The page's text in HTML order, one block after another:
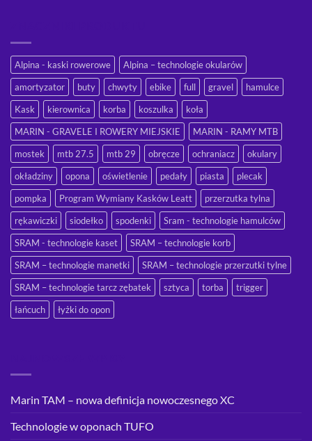
Alpina - kaski rowerowe
Alpina – technologie okularów
amortyzator
buty chwyty ebike full gravel
hamulce
Kask
kierownica korba koszulka
koła
MARIN - GRAVELE I ROWERY MIEJSKIE
MARIN - RAMY MTB
mostek
mtb 27.5 mtb 29 obręcze ochraniacz
okulary
okładziny
opona oświetlenie pedały piasta
plecak
pompka
Program Wymiany Kasków Leatt
przerzutka tylna
rękawiczki
siodełko spodenki
Sram - technologie hamulców
SRAM - technologie kaset
SRAM – technologie korb
SRAM – technologie manetki
SRAM – technologie przerzutki tylne
SRAM – technologie tarcz zębatek
sztyca torba
trigger
łańcuch
łyżki do opon
Marin TAM – nowa definicja nowoczesnego XC
Technologie w oponach TUFO